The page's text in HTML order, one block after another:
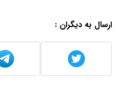
ارسال به دیگران :